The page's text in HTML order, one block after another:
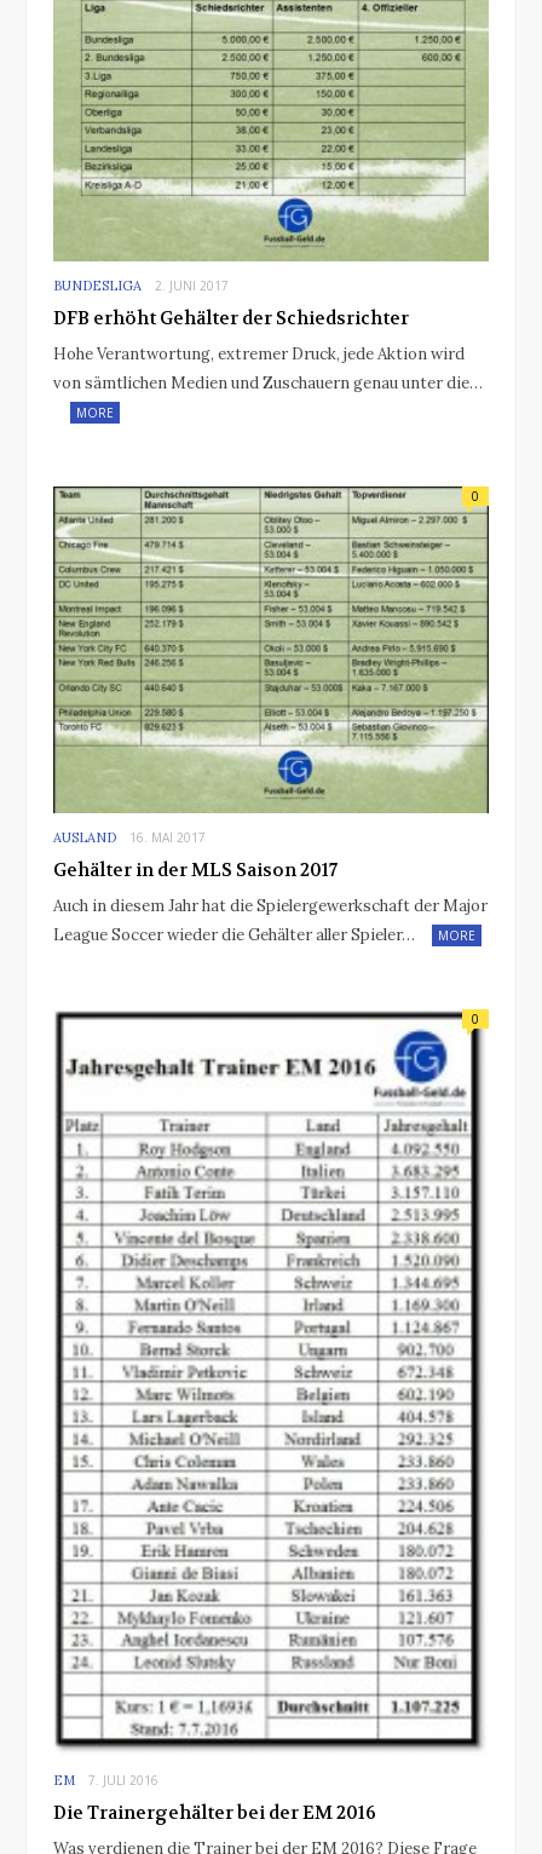
BUNDESLIGA 2. JUNI 2017
DFB erhöht Gehälter der Schiedsrichter
Hohe Verantwortung, extremer Druck, jede Aktion wird
von sämtlichen Medien und Zuschauern genau unter die…
MORE
AUSLAND 16. MAI 2017
0
Gehälter in der MLS Saison 2017
Auch in diesem Jahr hat die Spielergewerkschaft der Major
League Soccer wieder die Gehälter aller Spieler…
MORE
EM 7. JULI 2016
0
Die Trainergehälter bei der EM 2016
Was verdienen die Trainer bei der EM 2016? Diese Frage